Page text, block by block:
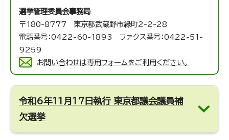
選挙管理委員会事務局
〒180-8777 東京都武蔵野市緑町2-2-28
電話番号：0422-60-1893 ファクス番号：0422-51-
9259
お問い合わせは専用フォームをご利用ください。
令和6年11月17日執行 東京都議会議員補
欠選挙